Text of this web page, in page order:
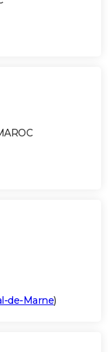
de-Marne)